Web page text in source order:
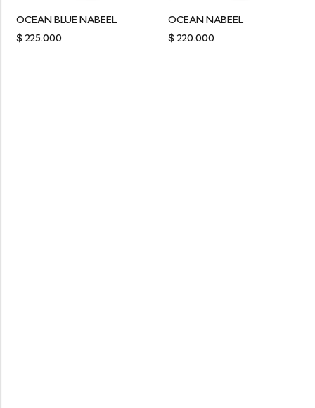
OCEAN BLUE NABEEL
$225.000
OCEAN NABEEL
$ 220.000